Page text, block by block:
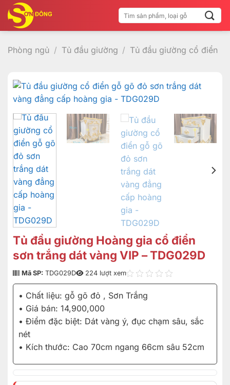
qua
nội
dung
Tìm
kiếm:
Phòng ngủ / Tủ đầu giường / Tủ đầu giường cổ điển
Tủ đầu giường Hoàng gia cổ điển
sơn trắng dát vàng VIP – TDG029D
Mã SP: TDG029D 224 lượt xem
• Chất liệu: gỗ gõ đỏ , Sơn Trắng
• Giá bán: 14,900,000
• Điểm đặc biệt: Dát vàng ý, đục chạm sâu, sắc
nét
• Kích thước: Cao 70cm ngang 66cm sâu 52cm